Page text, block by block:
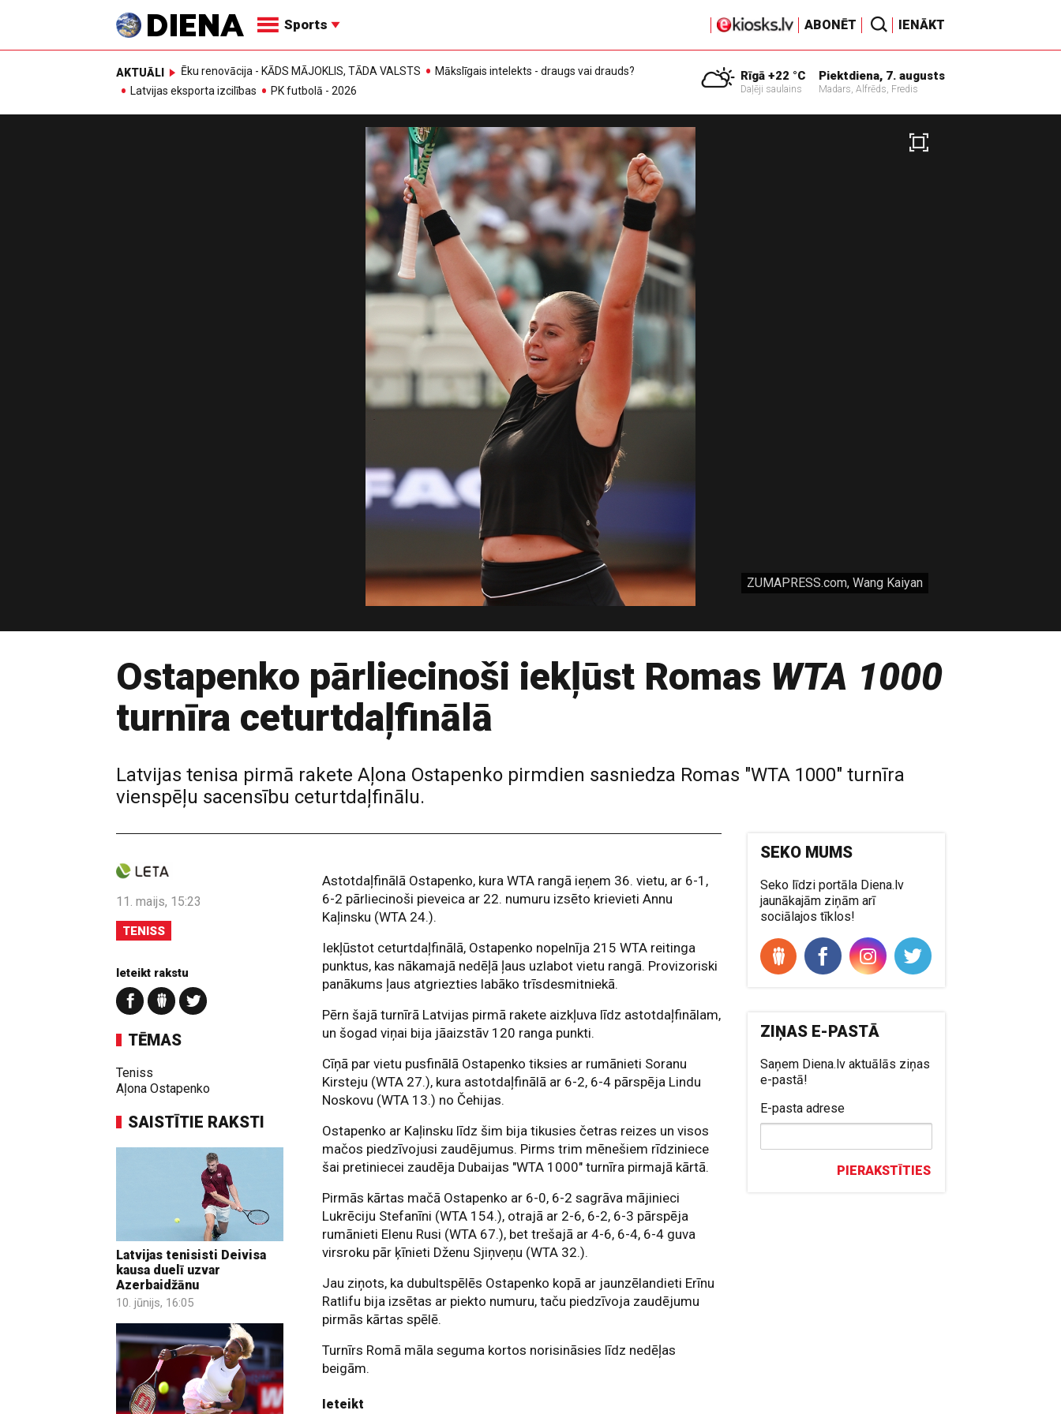
Sports ABONĒT IENĀKT
AKTUĀLI Ēku renovācija - KĀDS MĀJOKLIS, TĀDA VALSTS
Mākslīgais intelekts - draugs vai drauds?
Latvijas eksporta izcilības
PK futbolā - 2026
Rīgā +22 °C
Daļēji saulains
Piektdiena, 7. augusts
Madars, Alfrēds, Fredis
ZUMAPRESS.com, Wang Kaiyan
Ostapenko pārliecinoši iekļūst Romas WTA 1000
turnīra ceturtdaļfinālā
Latvijas tenisa pirmā rakete Aļona Ostapenko pirmdien sasniedza Romas "WTA 1000" turnīra
vienspēļu sacensību ceturtdaļfinālu.
11. maijs, 15:23
TENISS
Ieteikt rakstu
TĒMAS
Teniss
Aļona Ostapenko
SAISTĪTIE RAKSTI
Latvijas tenisisti Deivisa
kausa duelī uzvar
Azerbaidžānu
10. jūnijs, 16:05
Astotdaļfinālā Ostapenko, kura WTA rangā ieņem 36. vietu, ar 6-1,
6-2 pārliecinoši pieveica ar 22. numuru izsēto krievieti Annu
Kaļinsku (WTA 24.).
Iekļūstot ceturtdaļfinālā, Ostapenko nopelnīja 215 WTA reitinga
punktus, kas nākamajā nedēļā ļaus uzlabot vietu rangā. Provizoriski
panākums ļaus atgriezties labāko trīsdesmitniekā.
Pērn šajā turnīrā Latvijas pirmā rakete aizkļuva līdz astotdaļfinālam,
un šogad viņai bija jāaizstāv 120 ranga punkti.
Cīņā par vietu pusfinālā Ostapenko tiksies ar rumānieti Soranu
Kirsteju (WTA 27.), kura astotdaļfinālā ar 6-2, 6-4 pārspēja Lindu
Noskovu (WTA 13.) no Čehijas.
Ostapenko ar Kaļinsku līdz šim bija tikusies četras reizes un visos
mačos piedzīvojusi zaudējumus. Pirms trim mēnešiem rīdziniece
šai pretiniecei zaudēja Dubaijas "WTA 1000" turnīra pirmajā kārtā.
Pirmās kārtas mačā Ostapenko ar 6-0, 6-2 sagrāva mājinieci
Lukrēciju Stefanīni (WTA 154.), otrajā ar 2-6, 6-2, 6-3 pārspēja
rumānieti Elenu Rusi (WTA 67.), bet trešajā ar 4-6, 6-4, 6-4 guva
virsroku pār ķīnieti Dženu Sjiņveņu (WTA 32.).
Jau ziņots, ka dubultspēlēs Ostapenko kopā ar jaunzēlandieti Erīnu
Ratlifu bija izsētas ar piekto numuru, taču piedzīvoja zaudējumu
pirmās kārtas spēlē.
Turnīrs Romā māla seguma kortos norisināsies līdz nedēļas
beigām.
Ieteikt
SEKO MUMS
Seko līdzi portāla Diena.lv
jaunākajām ziņām arī
sociālajos tīklos!
ZIŅAS E-PASTĀ
Saņem Diena.lv aktuālās ziņas
e-pastā!
E-pasta adrese
PIERAKSTĪTIES